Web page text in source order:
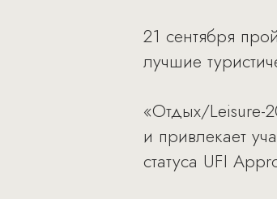
21 сентября
лучшие
«Отдых/Leisure-
и привлекает
статуса UFI